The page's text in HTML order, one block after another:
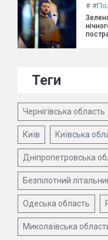
# #
Теги
Чернігівська область
Київ Київська
Дніпропетровська
Безпілотний
Одеська область
Миколаївська